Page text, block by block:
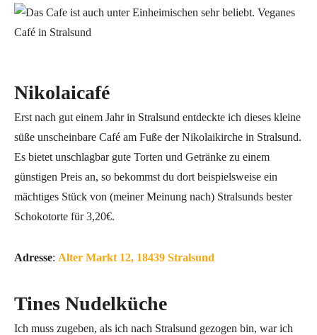
Nikolaicafé
Erst nach gut einem Jahr in Stralsund entdeckte ich dieses kleine
süße unscheinbare Café am Fuße der Nikolaikirche in Stralsund.
Es bietet unschlagbar gute Torten und Getränke zu einem
günstigen Preis an, so bekommst du dort beispielsweise ein
mächtiges Stück von (meiner Meinung nach) Stralsunds bester
Schokotorte für 3,20€.
Adresse: Alter Markt 12, 18439 Stralsund
Tines Nudelküche
Ich muss zugeben, als ich nach Stralsund gezogen bin, war ich